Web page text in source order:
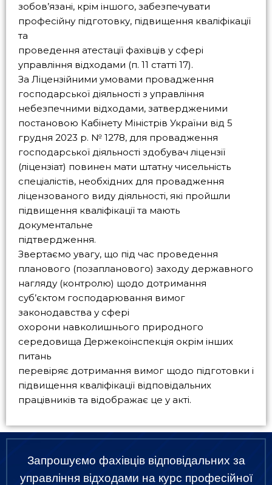
зобов’язані, крім іншого, забезпечувати
професійну підготовку, підвищення кваліфікації
та
проведення атестації фахівців у сфері
управління відходами (п. 11 статті 17).
За Ліцензійними умовами провадження
господарської діяльності з управління
небезпечними відходами, затвердженими
постановою Кабінету Міністрів України від 5
грудня 2023 р. № 1278, для провадження
господарської діяльності здобувач ліцензії
(ліцензіат) повинен мати штатну чисельність
спеціалістів, необхідних для провадження
ліцензованого виду діяльності, які пройшли
підвищення кваліфікації та мають
документальне
підтвердження.
Звертаємо увагу, що під час проведення
планового (позапланового) заходу державного
нагляду (контролю) щодо дотримання
суб’єктом господарювання вимог
законодавства у сфері
охорони навколишнього природного
середовища Держекоінспекція окрім інших
питань
перевіряє дотримання вимог щодо підготовки і
підвищення кваліфікації відповідальних
працівників та відображає це у акті.
Запрошуємо фахівців відповідальних за
управління відходами на курс професійної